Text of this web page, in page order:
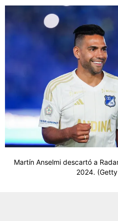
Martín Anselmi descartó a
2024.